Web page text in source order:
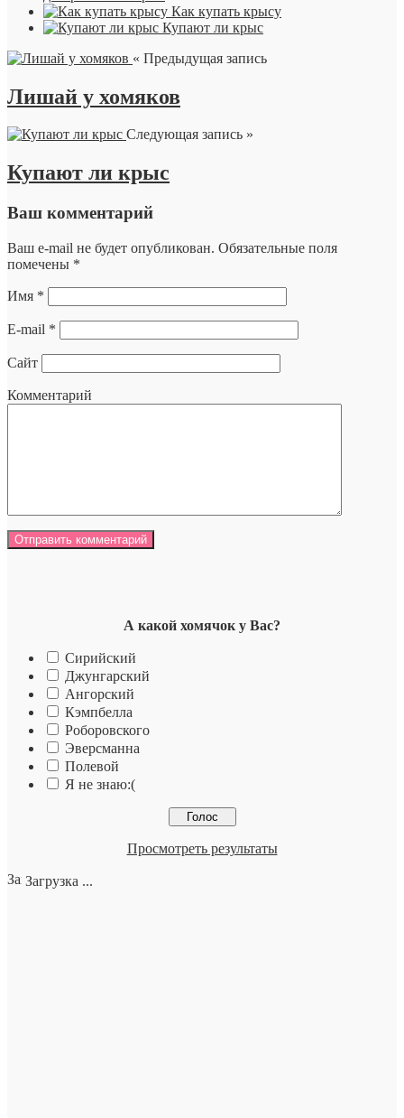
Как купать крысу
Купают ли крыс
« Предыдущая запись
Лишай у хомяков
Следующая запись »
Купают ли крыс
Ваш комментарий
Ваш e-mail не будет опубликован. Обязательные поля
помечены *
Имя *
E-mail *
Сайт
Комментарий
А какой хомячок у Вас?
Сирийский
Джунгарский
Ангорский
Кэмпбелла
Роборовского
Эверсманна
Полевой
Я не знаю:(
Просмотреть результаты
Загрузка ...